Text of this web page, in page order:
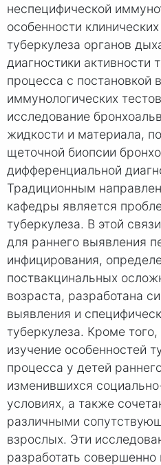
неспецифической
особенности
туберкулеза органов
диагностики активности
процесса с постановкой
иммунологических
исследование
жидкости и материала,
щеточной биопсии
дифференциальной
Традиционным
кафедры является
туберкулеза. В этой
для раннего выявления
инфицирования,
поствакцинальных
возраста, разработана
выявления и
туберкулеза. Кроме
изучение особенностей
процесса у детей
изменившихся
условиях, а также
различными
взрослых. Эти
разработать